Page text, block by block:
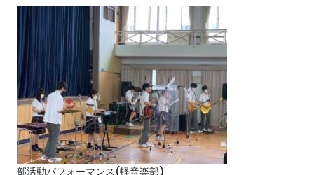
部活動パフォーマンス(軽音楽部)